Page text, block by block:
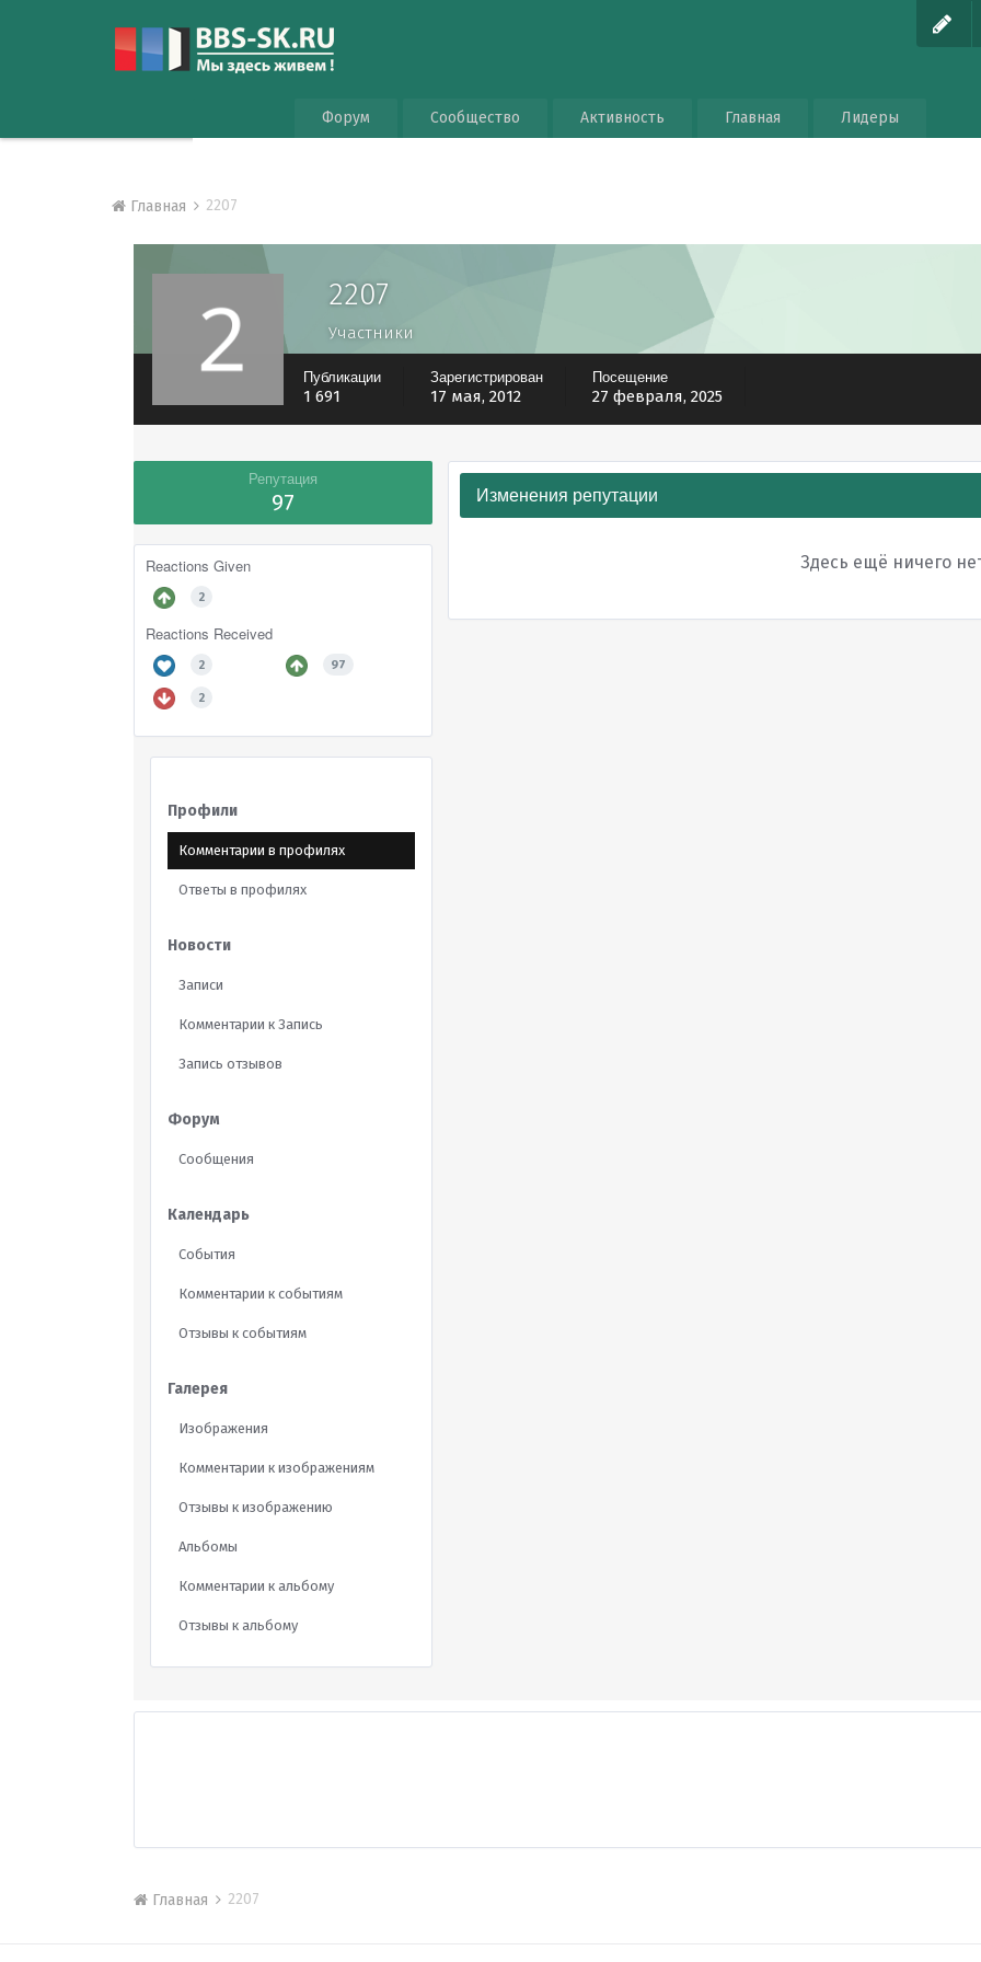
Форум Сообщество Активность Главная Лидеры
Главная 2207
2207
Участники
Публикации
1 691
Зарегистрирован
17 мая, 2012
Посещение
27 февраля, 2025
Репутация
97
Reactions Given
2
Reactions Received
2 97
2
Профили
Комментарии в профилях
Ответы в профилях
Новости
Записи
Комментарии к Запись
Запись отзывов
Форум
Сообщения
Календарь
События
Комментарии к событиям
Отзывы к событиям
Галерея
Изображения
Комментарии к изображениям
Отзывы к изображению
Альбомы
Комментарии к альбому
Отзывы к альбому
Изменения репутации
Здесь ещё ничего
Главная 2207